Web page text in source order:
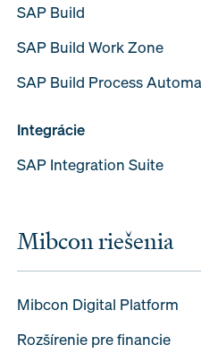
SAP Build
SAP Build Work Zone
SAP Build Process
Integrácie
SAP Integration Suite
Mibcon riešenia
Mibcon Digital Platform
Rozšírenie pre financie